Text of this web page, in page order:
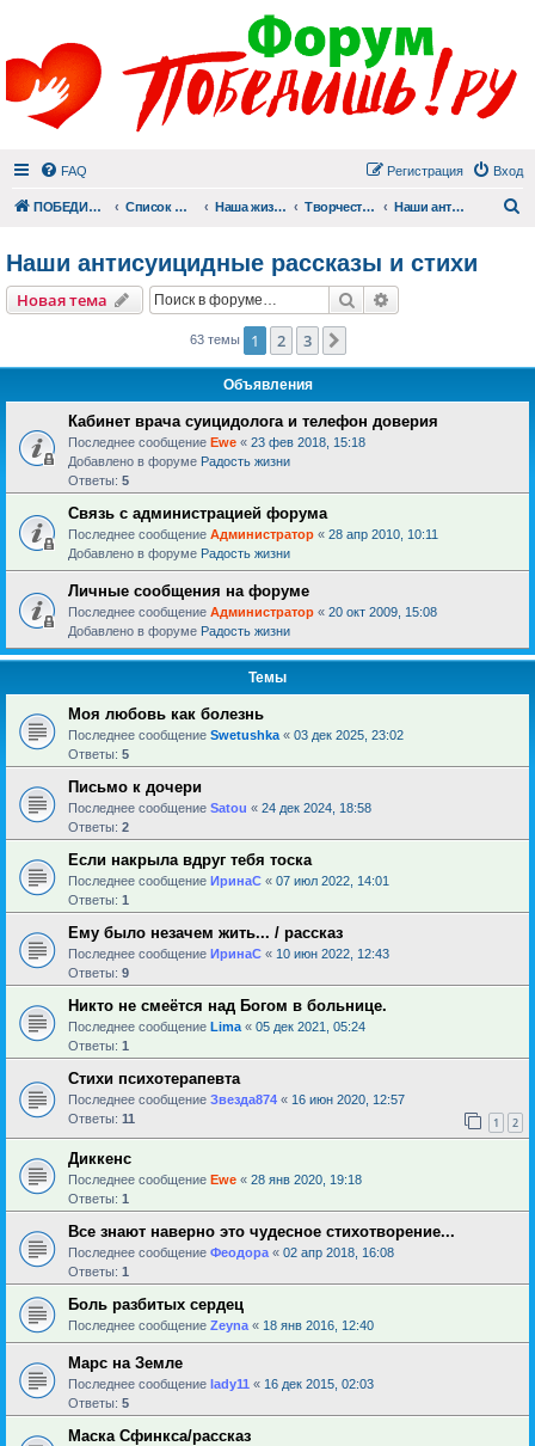
FAQ Вход
Регистрация
ПОБЕДИШЬ.РУ Список форумов Наша жизнь (не всё же о суициде!) Творчество Наши антисуицидные рассказы и стихи
Наши антисуицидные рассказы и стихи
Новая тема Поиск
63 темы 1 2 3
Объявления
Кабинет врача суицидолога и телефон доверия
Последнее сообщение Ewe « 23 фев 2018, 15:18
Добавлено в форуме Радость жизни
Ответы: 5
Связь с администрацией форума
Последнее сообщение Администратор « 28 апр 2010, 10:11
Добавлено в форуме Радость жизни
Личные сообщения на форуме
Последнее сообщение Администратор « 20 окт 2009, 15:08
Добавлено в форуме Радость жизни
Темы
Моя любовь как болезнь
Последнее сообщение Swetushka « 03 дек 2025, 23:02
Ответы: 5
Письмо к дочери
Последнее сообщение Satou « 24 дек 2024, 18:58
Ответы: 2
Если накрыла вдруг тебя тоска
Последнее сообщение ИринаC « 07 июл 2022, 14:01
Ответы: 1
Ему было незачем жить... / рассказ
Последнее сообщение ИринаC « 10 июн 2022, 12:43
Ответы: 9
Никто не смеётся над Богом в больнице.
Последнее сообщение Lima « 05 дек 2021, 05:24
Ответы: 1
Стихи психотерапевта
Последнее сообщение Звезда874 « 16 июн 2020, 12:57
Ответы: 11 1 2
Диккенс
Последнее сообщение Ewe « 28 янв 2020, 19:18
Ответы: 1
Все знают наверно это чудесное стихотворение...
Последнее сообщение Феодора « 02 апр 2018, 16:08
Ответы: 1
Боль разбитых сердец
Последнее сообщение Zeyna « 18 янв 2016, 12:40
Марс на Земле
Последнее сообщение lady11 « 16 дек 2015, 02:03
Ответы: 5
Маска Сфинкса/рассказ